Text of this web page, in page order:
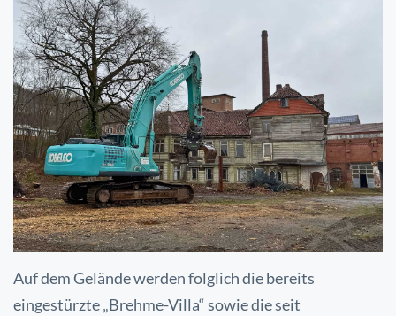
Auf dem Gelände werden folglich die bereits
eingestürzte „Brehme-Villa“ sowie die seit